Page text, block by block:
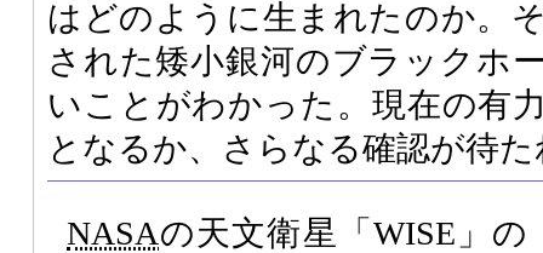
はどのように生まれたのか。
された矮小銀河のブラックホ
いことがわかった。現在の有
となるか、さらなる確認が待
NASAの天文衛星「WISE」の